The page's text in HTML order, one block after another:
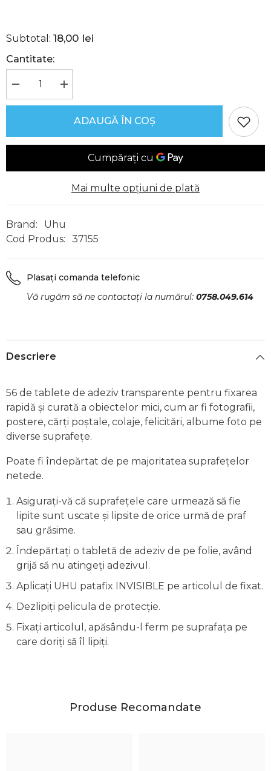
Subtotal: 18,00 lei
Cantitate:
Reduceți
cantitatea
pentru
transparente,
Creșteți
cantitatea
pentru
Patafix,
transparente,
ADAUGĂ ÎN COȘ
Mai multe opțiuni de plată
Brand:
Uhu
Cod Produs:
37155
Plasați comanda telefonic
Vă rugăm să ne contactați la numărul: 0758.049.614
Descriere
56 de tablete de adeziv transparente pentru fixarea
rapidă și curată a obiectelor mici, cum ar fi fotografii,
postere, cărți poștale, colaje, felicitări, albume foto pe
diverse suprafețe.
Poate fi îndepărtat de pe majoritatea suprafețelor
netede.
Asigurați-vă că suprafețele care urmează să fie
lipite sunt uscate și lipsite de orice urmă de praf
sau grăsime.
Îndepărtați o tabletă de adeziv de pe folie, având
grijă să nu atingeți adezivul.
Aplicați UHU patafix INVISIBLE pe articolul de fixat.
Dezlipiți pelicula de protecție.
Fixați articolul, apăsându-l ferm pe suprafața pe
care doriți să îl lipiți.
Produse Recomandate